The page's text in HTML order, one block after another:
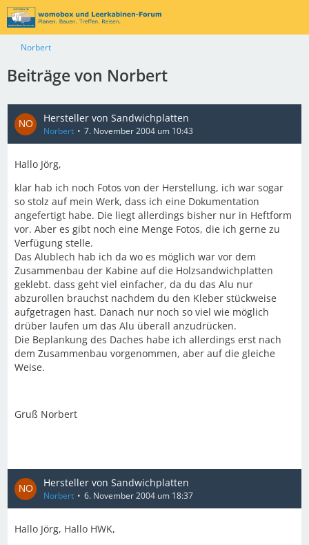
Norbert
Beiträge von Norbert
Hersteller von Sandwichplatten
Norbert 7. November 2004 um 10:43
Hallo Jörg,
klar hab ich noch Fotos von der Herstellung, ich war sogar
so stolz auf mein Werk, dass ich eine Dokumentation
angefertigt habe. Die liegt allerdings bisher nur in Heftform
vor. Aber es gibt noch eine Menge Fotos, die ich gerne zu
Verfügung stelle.
Das Alublech hab ich da wo es möglich war vor dem
Zusammenbau der Kabine auf die Holzsandwichplatten
geklebt. dass geht viel einfacher, da du das Alu nur
abzurollen brauchst nachdem du den Kleber stückweise
aufgetragen hast. Danach nur noch so viel wie möglich
drüber laufen um das Alu überall anzudrücken.
Die Beplankung des Daches habe ich allerdings erst nach
dem Zusammenbau vorgenommen, aber auf die gleiche
Weise.
Gruß Norbert
Hersteller von Sandwichplatten
Norbert 6. November 2004 um 18:37
Hallo Jörg, Hallo HWK,